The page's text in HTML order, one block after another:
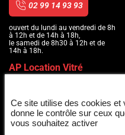
02 99 14 93 93
ouvert du lundi au vendredi de 8h
à 12h et de 14h à 18h,
le samedi de 8h30 à 12h et de
14h à 18h.
AP Location Vitré
35500 VITRÉ
Ce site utilise des cookies et
donne le contrôle sur ceux
vous souhaitez activer